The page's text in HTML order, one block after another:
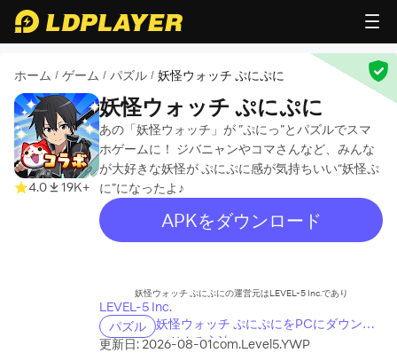
ホーム / ゲーム / パズル / 妖怪ウォッチ ぷにぷに
4.0 19K+
妖怪ウォッチ ぷにぷに
あの「妖怪ウォッチ」が ”ぷにっ”とパズルでスマ
ホゲームに！ ジバニャンやコマさんなど、みんな
が大好きな妖怪が ぷにぷに感が気持ちいい“妖怪ぷ
に”になったよ♪
APKをダウンロード
recommend
妖怪ウォッチ ぷにぷにの運営元はLEVEL-5 Inc.であり
LEVEL-5 Inc.
パズル 妖怪ウォッチ ぷにぷにをPCにダウンロ
ードする方法
更新日: 2026-08-01com.Level5.YWP